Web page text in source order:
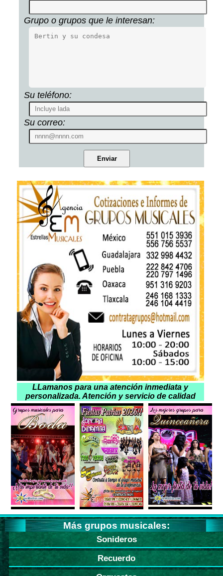
Grupo o grupos que le interesan:
Su teléfono:
Su correo:
LLamanos para una atención inmediata y
personalizada. Atención y servicio de calidad
Más grupos musicales:
Sonideros
Recuerdo